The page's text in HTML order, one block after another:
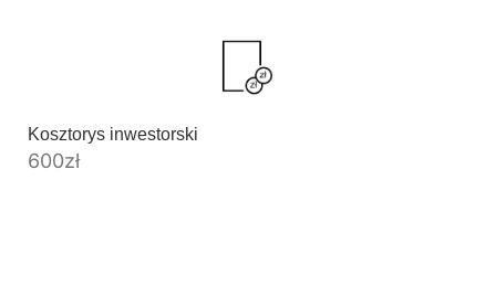
Kosztorys inwestorski
600zł